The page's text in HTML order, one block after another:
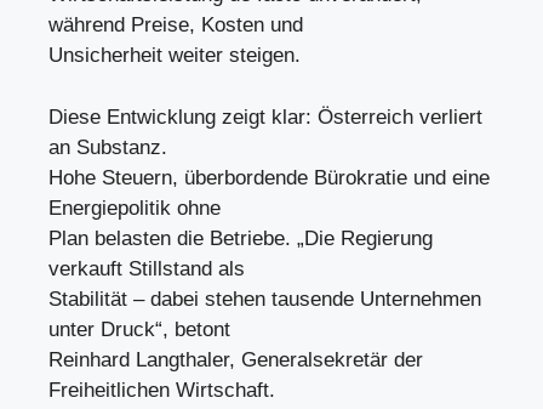
während Preise, Kosten und
Unsicherheit weiter steigen.
Diese Entwicklung zeigt klar: Österreich verliert
an Substanz.
Hohe Steuern, überbordende Bürokratie und eine
Energiepolitik ohne
Plan belasten die Betriebe. „Die Regierung
verkauft Stillstand als
Stabilität – dabei stehen tausende Unternehmen
unter Druck“, betont
Reinhard Langthaler, Generalsekretär der
Freiheitlichen Wirtschaft.